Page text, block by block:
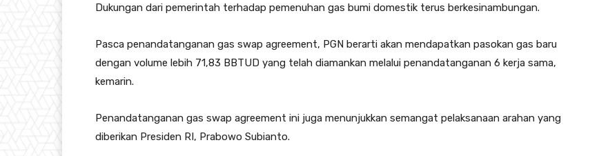
Dukungan dari pemerintah terhadap pemenuhan gas bumi domestik terus berkesinambungan.
Pasca penandatanganan gas swap agreement, PGN berarti akan mendapatkan pasokan gas baru
dengan volume lebih 71,83 BBTUD yang telah diamankan melalui penandatanganan 6 kerja sama,
kemarin.
Penandatanganan gas swap agreement ini juga menunjukkan semangat pelaksanaan arahan yang
diberikan Presiden RI, Prabowo Subianto.